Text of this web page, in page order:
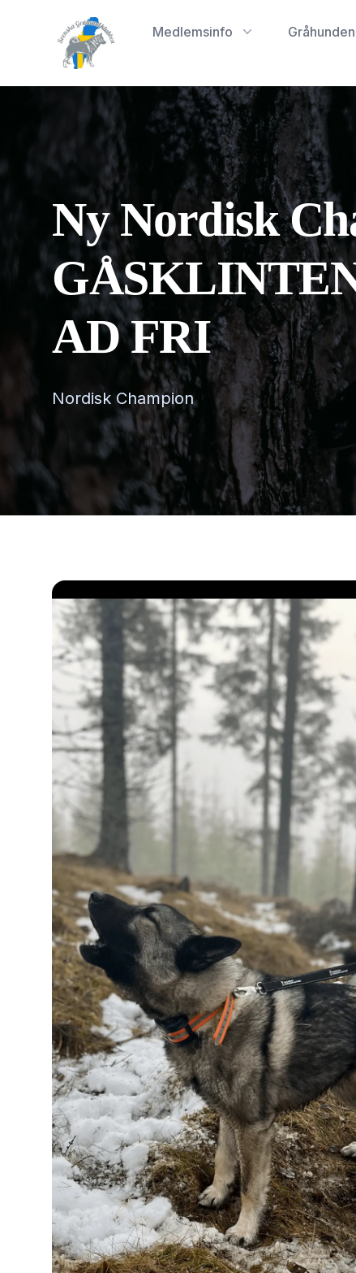
Svenska Gråhundklubben
Medlemsinfo Gråhunden
Ny Nordisk
AD FRI
Nordisk Champion